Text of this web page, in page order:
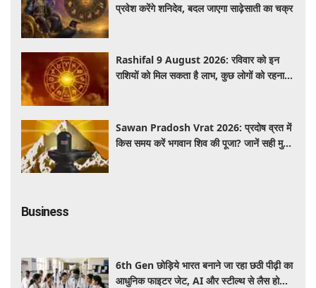
प्रवेश करेंगे शनिदेव, बदल जाएगा साढ़ेसाती का चक्र
Rashifal 9 August 2026: रविवार को इन
राशियों को मिल सकता है लाभ, कुछ लोगों को रहना
Sawan Pradosh Vrat 2026: प्रदोष व्रत में
किस समय करें भगवान शिव की पूजा? जानें सही मुहूर्त
Business
6th Gen छोड़िये भारत बनाने जा रहा छठी पीढ़ी का
आधुनिक फाइटर जेट, AI और स्टील्थ से लैस होगा